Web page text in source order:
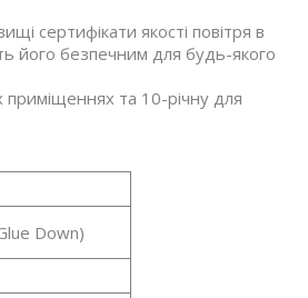
сертифікати якості повітря в
його безпечним для будь-якого
приміщеннях та 10-річну для
Down)